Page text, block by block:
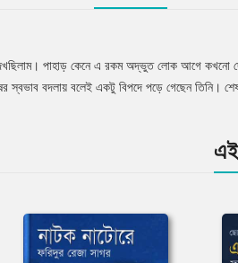
পাহাড় কেনে এ রকম অদ্ভুত লোক আগে কখনো
স্বভাব বদলায় বলেই একটু বিপদে পড়ে গেছেন তিনি।